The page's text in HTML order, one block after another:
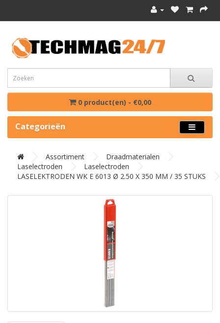
0 product(en) - €0,00
Categorieën
Assortiment
Draadmaterialen
Laselectroden
Laselectroden
LASELEKTRODEN WK E 6013 Ø 2.50 X 350 MM / 35 STUKS